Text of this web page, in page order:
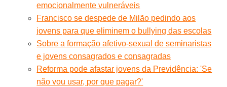
emocionalmente vulneráveis
Francisco se despede de Milão pedindo aos
jovens para que eliminem o bullying das escolas
Sobre a formação afetivo-sexual de seminaristas
e jovens consagrados e consagradas
Reforma pode afastar jovens da Previdência: 'Se
não vou usar, por que pagar?'